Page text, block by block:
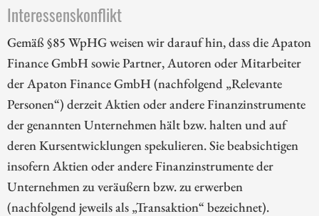
Interessenskonflikt
Gemäß §85 WpHG weisen wir darauf hin, dass die Apaton
Finance GmbH sowie Partner, Autoren oder Mitarbeiter
der Apaton Finance GmbH (nachfolgend „Relevante
Personen“) derzeit Aktien oder andere Finanzinstrumente
der genannten Unternehmen hält bzw. halten und auf
deren Kursentwicklungen spekulieren. Sie beabsichtigen
insofern Aktien oder andere Finanzinstrumente der
Unternehmen zu veräußern bzw. zu erwerben
(nachfolgend jeweils als „Transaktion“ bezeichnet).